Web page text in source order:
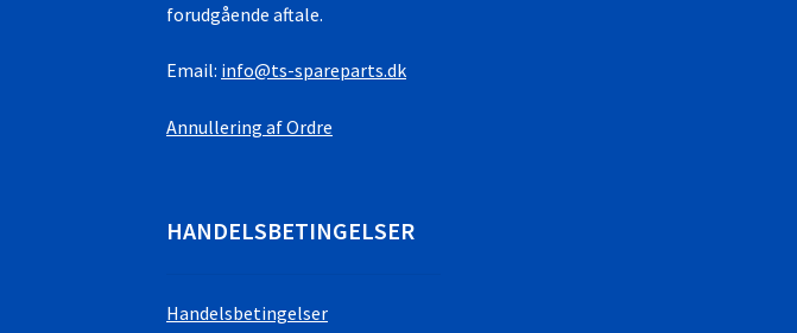
forudgående aftale.
Email: info@ts-spareparts.dk
Annullering af Ordre
HANDELSBETINGELSER
Handelsbetingelser